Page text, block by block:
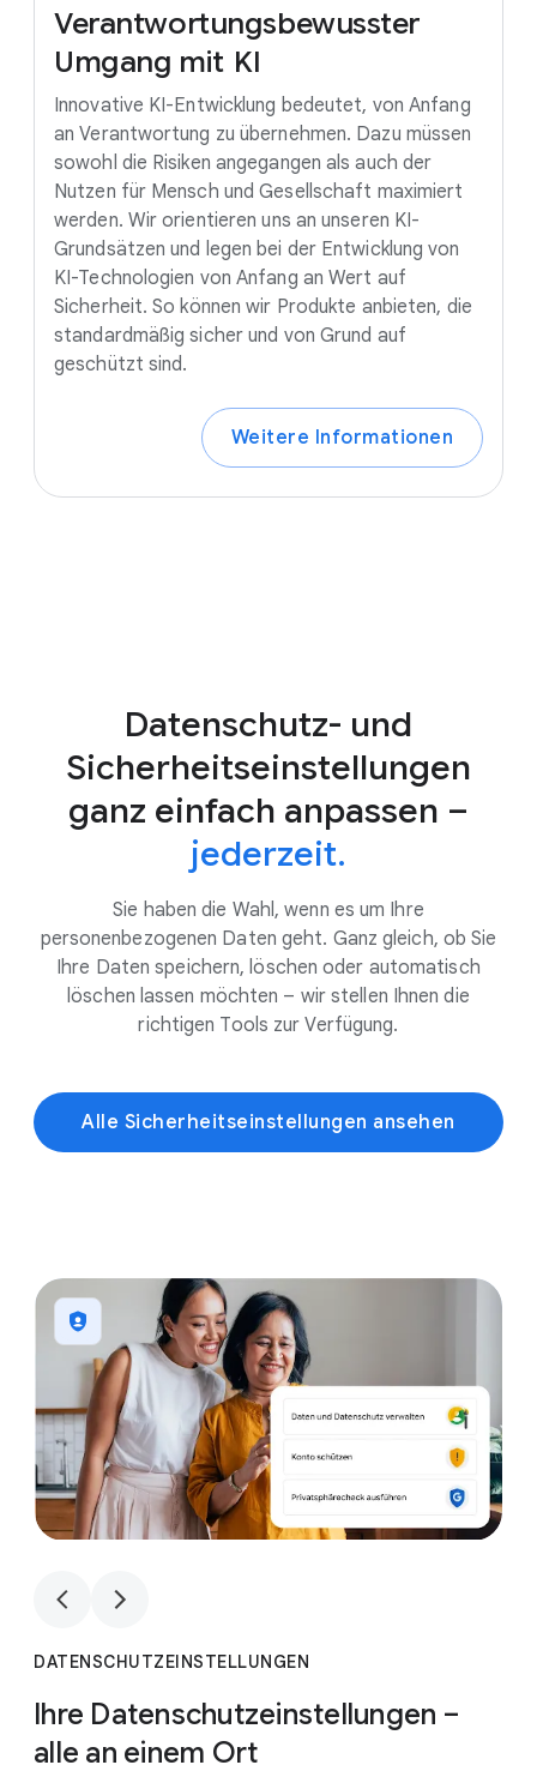
Verantwortungsbewusster
Umgang mit KI
Innovative KI-Entwicklung bedeutet, von Anfang
an Verantwortung zu übernehmen. Dazu müssen
sowohl die Risiken angegangen als auch der
Nutzen für Mensch und Gesellschaft maximiert
werden. Wir orientieren uns an unseren KI-
Grundsätzen und legen bei der Entwicklung von
KI-Technologien von Anfang an Wert auf
Sicherheit. So können wir Produkte anbieten, die
standardmäßig sicher und von Grund auf
geschützt sind.
Weitere Informationen
Datenschutz- und
Sicherheitseinstellungen
ganz einfach anpassen –
jederzeit.
Sie haben die Wahl, wenn es um Ihre
personenbezogenen Daten geht. Ganz gleich, ob Sie
Ihre Daten speichern, löschen oder automatisch
löschen lassen möchten – wir stellen Ihnen die
richtigen Tools zur Verfügung.
Alle Sicherheitseinstellungen ansehen
1
DATENSCHUTZEINSTELLUNGEN
Ihre Datenschutzeinstellungen –
alle an einem Ort